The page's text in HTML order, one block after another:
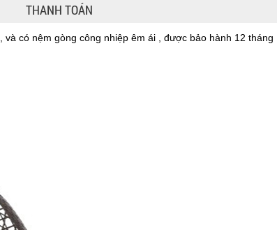
THANH TOÁN
có nệm gòng công nhiệp êm ái , được bảo hành 12 tháng